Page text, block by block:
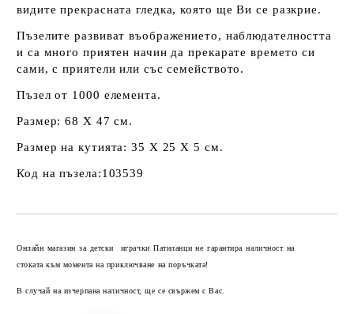
видите прекрасната гледка, която ще Ви се разкрие.
Пъзелите развиват въображението, наблюдателността
и са много приятен начин да прекарате времето си
сами, с приятели или със семейството.
Пъзел от 1000 елемента.
Размер: 68 Х 47 см.
Размер на кутията: 35 Х 25 Х 5 см.
Код на пъзела:103539
Онлайн магазин за детски играчки Патиланци не гарантира наличност на
стоката към момента на приключване на поръчката!
В случай на изчерпана наличност, ще се свържем с Вас.